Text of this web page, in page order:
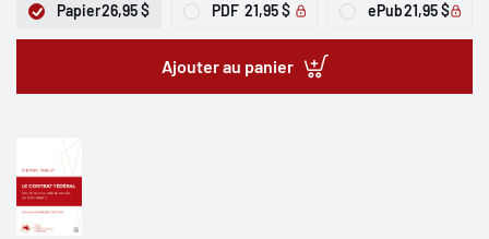
Papier26,95 $ PDF 21,95 $ ePub21,95 $
Ajouter au panier